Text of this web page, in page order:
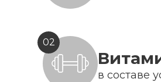
02
в составе